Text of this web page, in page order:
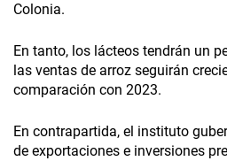
Colonia.
En tanto, los lácteos tendrán un
las ventas de arroz seguirán
comparación con 2023.
En contrapartida, el instituto
de exportaciones e inversiones